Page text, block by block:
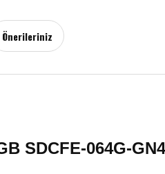
Önerileriniz
SDCFE-064G-